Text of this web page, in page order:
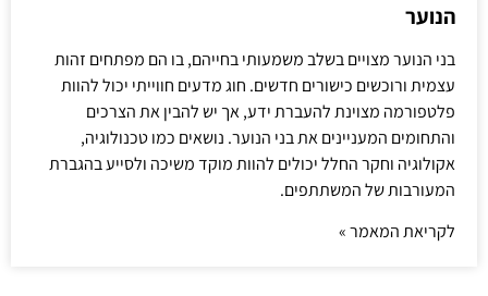
הנוער
בני הנוער מצויים בשלב משמעותי בחייהם, בו הם מפתחים זהות
עצמית ורוכשים כישורים חדשים. חוג מדעים חווייתי יכול להוות
פלטפורמה מצוינת להעברת ידע, אך יש להבין את הצרכים
והתחומים המעניינים את בני הנוער. נושאים כמו טכנולוגיה,
אקולוגיה וחקר החלל יכולים להוות מוקד משיכה ולסייע בהגברת
המעורבות של המשתתפים.
לקריאת המאמר »